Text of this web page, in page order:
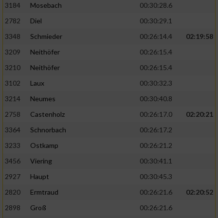
3184 Mosebach
00:30:28.6
2782
Diel
00:30:29.1
3348
Schmieder 00:26:14.4
02:19:58
3209
Neithöfer
00:26:15.4
3210
Neithöfer
00:26:15.4
3102
Laux
00:30:32.3
3214
Neumes
00:30:40.8
2758
Castenholz 00:26:17.0
02:20:21
3364
Schnorbach
00:26:17.2
3233
Ostkamp
00:26:21.2
3456
Viering
00:30:41.1
2927
Haupt
00:30:45.3
2820
Ermtraud 00:26:21.6
02:20:52
2898
Groß 00:26:21.6